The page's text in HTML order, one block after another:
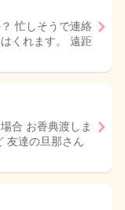
忙しそうで連絡
くれます。 遠距
合 お香典渡しま
友達の旦那さん